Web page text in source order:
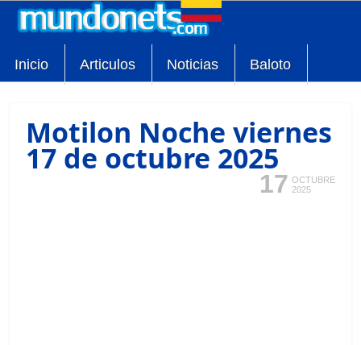
Inicio Articulos Noticias Baloto
Motilon Noche viernes
17 de octubre 2025
17 OCTUBRE
2025